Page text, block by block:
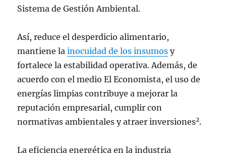
Sistema de Gestión Ambiental.
Así, reduce el desperdicio alimentario,
mantiene lainocuidad de los insumos y
fortalece la estabilidad operativa. Además, de
acuerdo con el medio El Economista, el uso de
energías limpias contribuye a mejorar la
reputación empresarial, cumplir con
normativas ambientales y atraer inversiones2.
La eficiencia energética en la industria